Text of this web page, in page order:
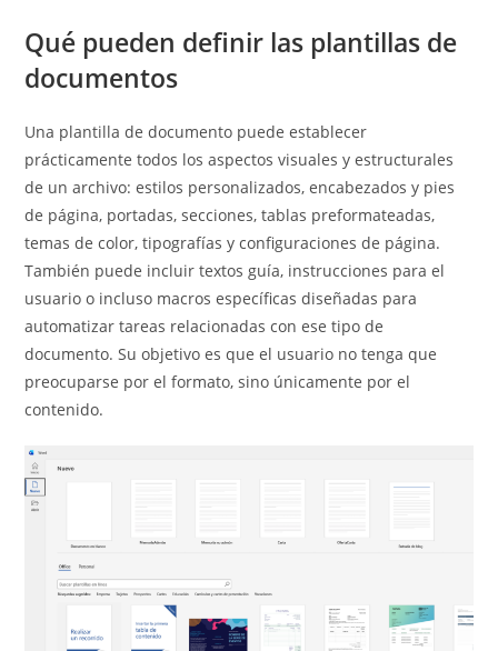
Qué pueden definir las plantillas de
documentos
Una plantilla de documento puede establecer
prácticamente todos los aspectos visuales y estructurales
de un archivo: estilos personalizados, encabezados y pies
de página, portadas, secciones, tablas preformateadas,
temas de color, tipografías y configuraciones de página.
También puede incluir textos guía, instrucciones para el
usuario o incluso macros específicas diseñadas para
automatizar tareas relacionadas con ese tipo de
documento. Su objetivo es que el usuario no tenga que
preocuparse por el formato, sino únicamente por el
contenido.